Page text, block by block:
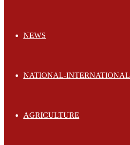
NEWS
NATIONAL-INTERNATIONAL
AGRICULTURE